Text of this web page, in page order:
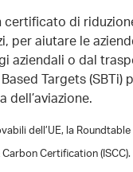
certificato di
per aiutare le
aziendali o dal
Targets
dell’aviazione.
dell’UE, la
Certification (ISCC).